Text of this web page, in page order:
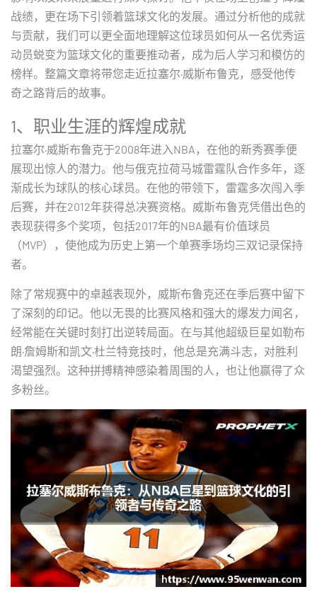
战绩，更在场下引领着篮球文化的发展。通过分析他的成就
与贡献，我们可以更全面地理解这位球员如何从一名优秀运
动员蜕变为篮球文化的重要推动者，成为后人学习和模仿的
榜样。整篇文章将带您走近拉塞尔·威斯布鲁克，感受他传
奇之路背后的故事。
1、职业生涯的辉煌成就
拉塞尔·威斯布鲁克于2008年进入NBA，在他的新秀赛季便
展现出惊人的潜力。他与俄克拉荷马城雷霆队合作多年，逐
渐成长为球队的核心球员。在他的带领下，雷霆多次闯入季
后赛，并在2012年获得总决赛资格。威斯布鲁克凭借出色的
表现获得多个奖项，包括2017年的NBA最有价值球员
（MVP），使他成为历史上第一个单赛季场均三双记录保持
者。
除了常规赛中的卓越表现外，威斯布鲁克还在季后赛中留下
了深刻的印记。他以无畏的比赛风格和强大的爆发力闻名，
经常能在关键时刻打出逆转局面。在与其他超级巨星如勒布
朗·詹姆斯和凯文·杜兰特竞技时，他总是充满斗志，对胜利
渴望强烈。这种拼搏精神感染着周围的人，也让他赢得了众
多粉丝。